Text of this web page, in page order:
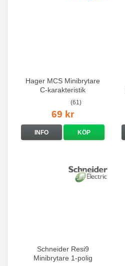
Hager MCS Minibrytare
C-karakteristik
QuickConnect
(61)
69 kr
INFO KÖP
Schneider Resi9
Minibrytare 1-polig